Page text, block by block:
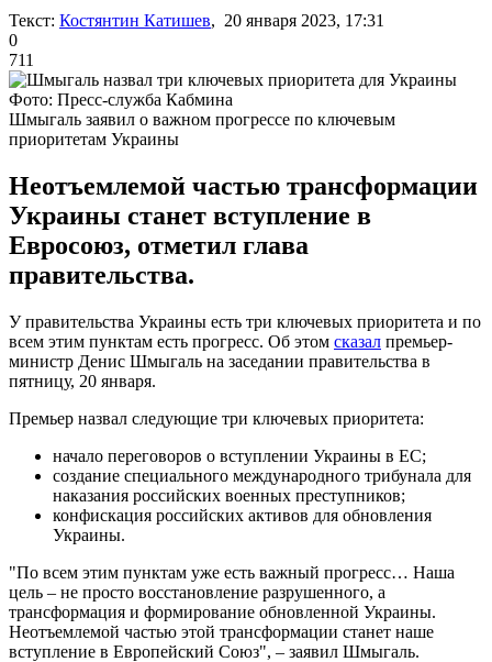
Текст: Костянтин Катишев, 20 января 2023, 17:31
0
711
Фото: Пресс-служба Кабмина
Шмыгаль заявил о важном прогрессе по ключевым
приоритетам Украины
Неотъемлемой частью трансформации
Украины станет вступление в
Евросоюз, отметил глава
правительства.
У правительства Украины есть три ключевых приоритета и по
всем этим пунктам есть прогресс. Об этом сказал премьер-
министр Денис Шмыгаль на заседании правительства в
пятницу, 20 января.
Премьер назвал следующие три ключевых приоритета:
начало переговоров о вступлении Украины в ЕС;
создание специального международного трибунала для
наказания российских военных преступников;
конфискация российских активов для обновления
Украины.
"По всем этим пунктам уже есть важный прогресс… Наша
цель – не просто восстановление разрушенного, а
трансформация и формирование обновленной Украины.
Неотъемлемой частью этой трансформации станет наше
вступление в Европейский Союз", – заявил Шмыгаль.